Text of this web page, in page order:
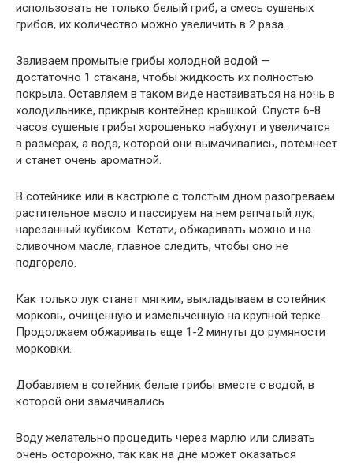
использовать не только белый гриб, а смесь сушеных
грибов, их количество можно увеличить в 2 раза.
Заливаем промытые грибы холодной водой —
достаточно 1 стакана, чтобы жидкость их полностью
покрыла. Оставляем в таком виде настаиваться на ночь в
холодильнике, прикрыв контейнер крышкой. Спустя 6-8
часов сушеные грибы хорошенько набухнут и увеличатся
в размерах, а вода, которой они вымачивались, потемнеет
и станет очень ароматной.
В сотейнике или в кастрюле с толстым дном разогреваем
растительное масло и пассируем на нем репчатый лук,
нарезанный кубиком. Кстати, обжаривать можно и на
сливочном масле, главное следить, чтобы оно не
подгорело.
Как только лук станет мягким, выкладываем в сотейник
морковь, очищенную и измельченную на крупной терке.
Продолжаем обжаривать еще 1-2 минуты до румяности
морковки.
Добавляем в сотейник белые грибы вместе с водой, в
которой они замачивались
Воду желательно процедить через марлю или сливать
очень осторожно, так как на дне может оказаться